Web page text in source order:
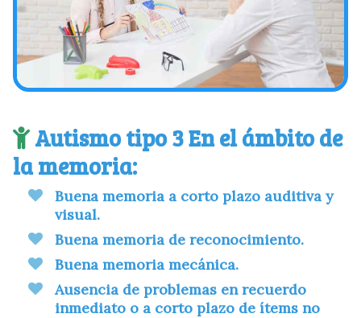
Autismo tipo 3 En el ámbito de
la memoria:
Buena memoria a corto plazo auditiva y
visual.
Buena memoria de reconocimiento.
Buena memoria mecánica.
Ausencia de problemas en recuerdo
inmediato o a corto plazo de ítems no
ayuda?
CERRAR